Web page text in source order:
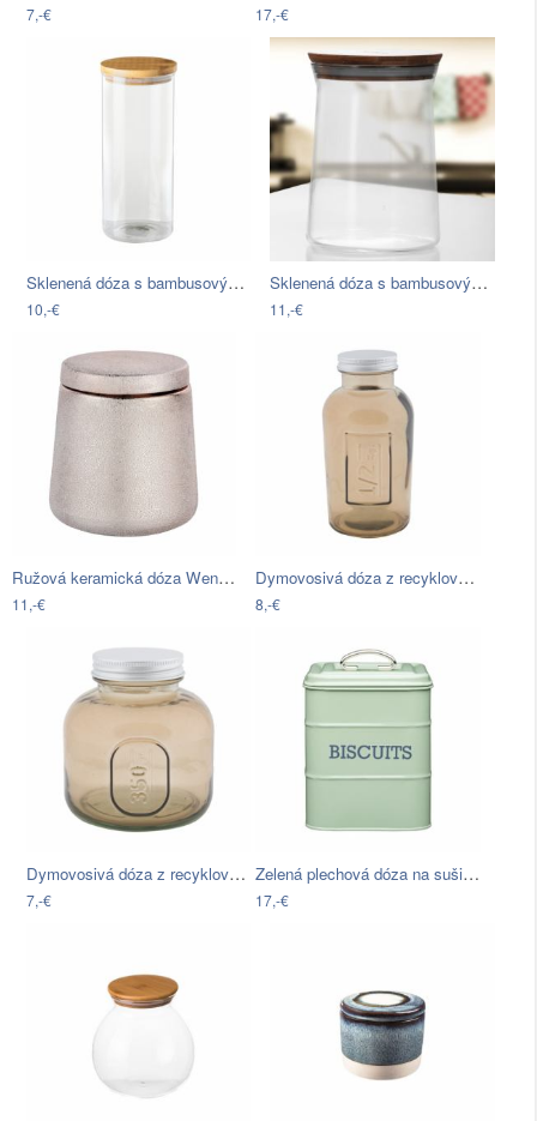
7,-€ 17,-€
Sklenená dóza s bambusovým viečkom…
10,-€
Sklenená dóza s bambusovým viečkom…
11,-€
Ružová keramická dóza Wenko Glimma
11,-€
Dymovosivá dóza z recyklovaného skla…
8,-€
Dymovosivá dóza z recyklovaného skla…
7,-€
Zelená plechová dóza na sušienky…
17,-€